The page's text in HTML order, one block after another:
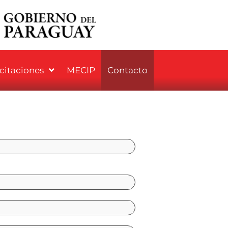
MECIP Contacto